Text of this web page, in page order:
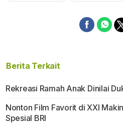
Berita Terkait
Rekreasi Ramah Anak Dinilai
Nonton Film Favorit di XXI
Spesial BRI